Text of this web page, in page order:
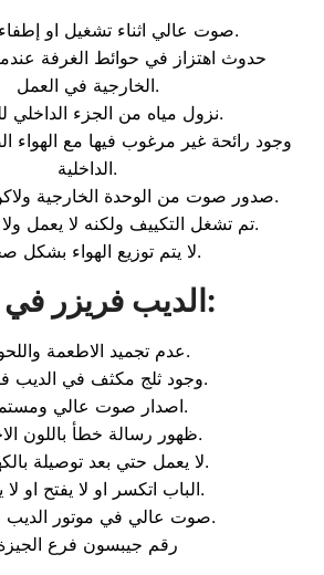
صوت عالي اثناء تشغيل او إطفاء التكييف.
حدوث اهتزاز في حوائط الغرفة
الخارجية في العمل.
نزول مياه من الجزء الداخلي للتكييف.
وجود رائحة غير مرغوب فيها مع الهواء
الداخلية.
صدور صوت من الوحدة الخارجية ولاكن لا يوجد تبريد.
تم تشغل التكييف ولكنه لا يعمل ولا يبرد الغرفة.
لا يتم توزيع الهواء بشكل صحيح.
الديب فريزر في:
عدم تجميد الاطعمة واللحوم.
وجود ثلج مكثف في الديب فريزر.
اصدار صوت عالي ومستمر.
ظهور رسالة خطأ باللون الاحمر.
لا يعمل حتي بعد توصيلة بالكهرباء.
الباب اتكسر او لا يفتح او لا يغلق.
صوت عالي في موتور الديب فريزر.
رقم جيبسون فرع